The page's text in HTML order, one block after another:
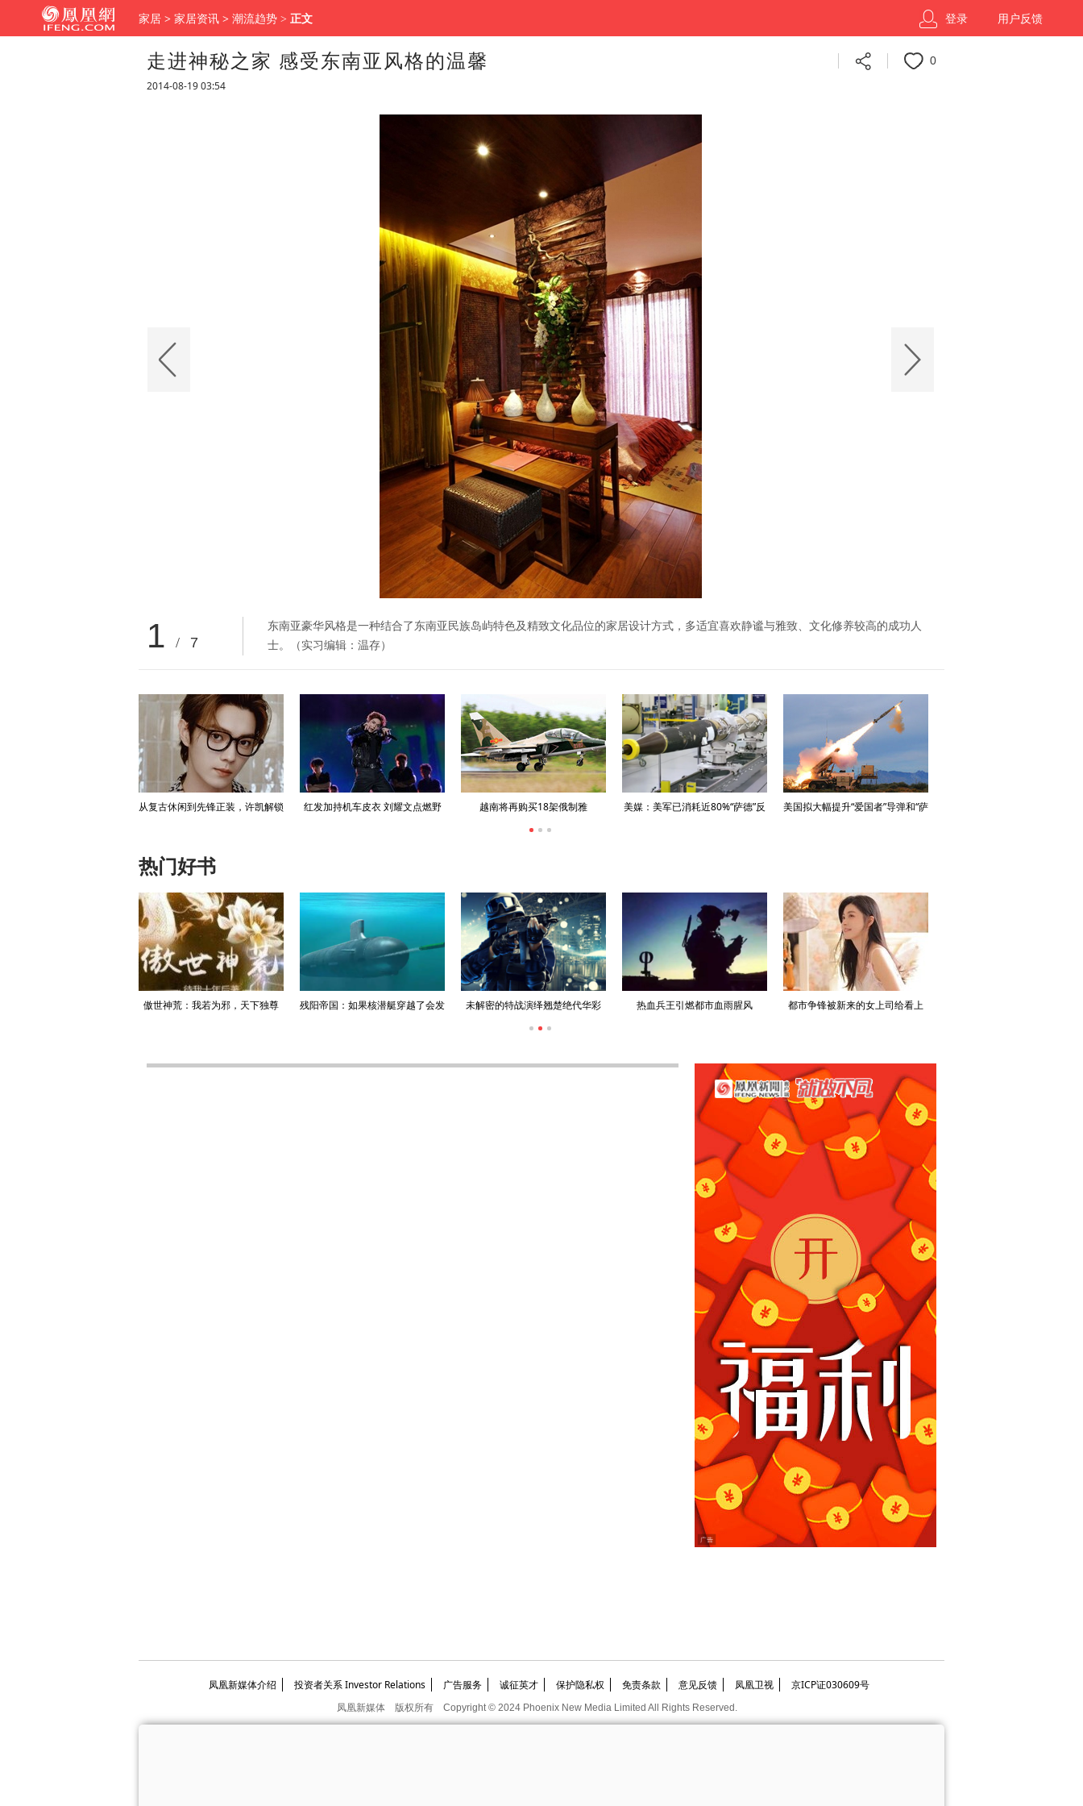
家居 > 家居资讯 > 潮流趋势 > 正文 用户反馈
登录
走进神秘之家 感受东南亚风格的温馨
2014-08-19 03:54
0
1 / 7
东南亚豪华风格是一种结合了东南亚民族岛屿特色及精致文化品位的家居设计方式，多适宜喜欢静谧与雅致、文化修养较高的成功人
士。（实习编辑：温存）
从复古休闲到先锋正装，许凯解锁
红发加持机车皮衣 刘耀文点燃野
越南将再购买18架俄制雅
克-130M
美媒：美军已消耗近80%“萨德”反
美国拟大幅提升“爱国者”导弹和“萨
热门好书
傲世神荒：我若为邪，天下独尊
残阳帝国：如果核潜艇穿越了会发
未解密的特战演绎翘楚绝代华彩 热血兵王引燃都市血雨腥风 都市争锋被新来的女上司给看上
凤凰新媒体介绍 投资者关系 Investor Relations 广告服务 诚征英才 保护隐私权 免责条款 意见反馈 凤凰卫视 京ICP证030609号
凤凰新媒体 版权所有 Copyright © 2024 Phoenix New Media Limited All Rights Reserved.